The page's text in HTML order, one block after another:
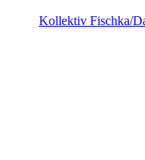
Kollektiv Fischka/